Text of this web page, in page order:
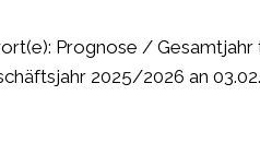
Prognose / Gesamtjahr
2025/2026 an